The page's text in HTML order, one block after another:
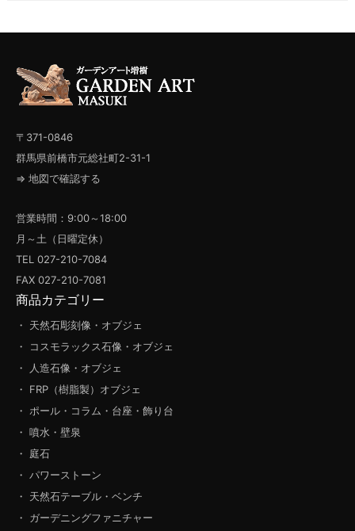
〒371-0846
群馬県前橋市元総社町2-31-1
⇒ 地図で確認する
営業時間：9:00～18:00
月～土（日曜定休）
TEL 027-210-7084
FAX 027-210-7081
商品カテゴリー
・ 天然石彫刻像・オブジェ
・ コスモラックス石像・オブジェ
・ 人造石像・オブジェ
・ FRP（樹脂製）オブジェ
・ ポール・コラム・台座・飾り台
・ 噴水・壁泉
・ 庭石
・ パワーストーン
・ 天然石テーブル・ベンチ
・ ガーデニングファニチャー